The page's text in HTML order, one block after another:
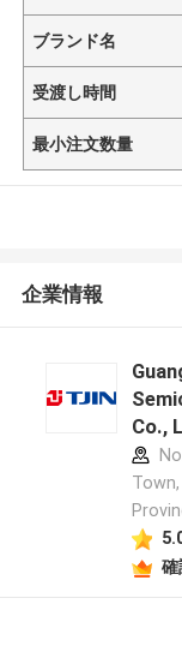
ブランド名
受渡し時間
最小注文数量
企業情報
Co.,
ル
確